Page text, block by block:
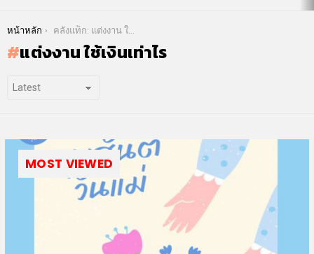
You are here:
หน้าหลัก คลังแท็ก: แต่งงาน ใช้เงินเท่าไร
แต่งงาน ใช้เงินเท่าไร
MOST VIEWED